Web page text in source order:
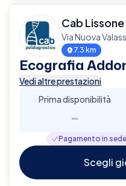
Cab Lissone
Via Nuova
7.3 km
Ecografia
Vedi altre prestazioni
Prima disponibilità
-
Pagamento in sede
Scegli